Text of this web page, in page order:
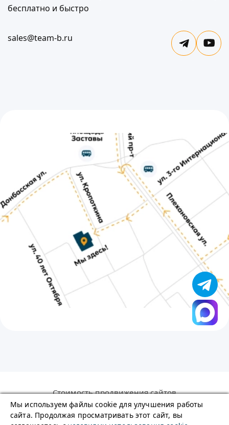
бесплатно и быстро
sales@team-b.ru
Стоимость продвижения сайтов
Политика в отношении обработки персональных
данных
Правила использования сайта
Мы используем файлы cookie для улучшения работы
сайта. Продолжая просматривать этот сайт, вы